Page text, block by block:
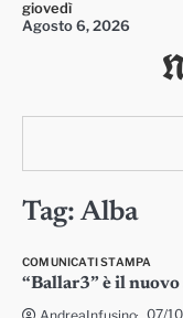
Skipgiovedì
Agosto 6, 2026
Tag:Alba
COMUNICATI STAMPA
“Ballar3” è il
07/